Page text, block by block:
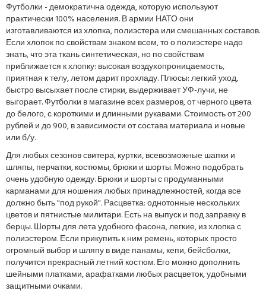
Футболки - демократична одежда, которую используют
практически 100% населения. В армии НАТО они
изготавливаются из хлопка, полиэстера или смешанных составов.
Если хлопок по свойствам знаком всем, то о полиэстере надо
знать, что эта ткань синтетическая, но по свойствам
приближается к хлопку: высокая воздухопроницаемость,
приятная к телу, летом дарит прохладу. Плюсы: легкий уход,
быстро высыхает после стирки, выдерживает УФ-лучи, не
выгорает. Футболки в магазине всех размеров, от черного цвета
до белого, с короткими и длинными рукавами. Стоимость от 200
рублей и до 900, в зависимости от состава материала и новые
или б/у.
Для любых сезонов свитера, куртки, всевозможные шапки и
шляпы, перчатки, костюмы, брюки и шорты. Можно подобрать
очень удобную одежду. Брюки и шорты с продуманными
карманами для ношения любых принадлежностей, когда все
должно быть "под рукой". Расцветка: однотонные нескольких
цветов и пятнистые милитари. Есть на выпуск и под заправку в
берцы. Шорты для лета удобного фасона, легкие, из хлопка с
полиэстером. Если прикупить к ним ремень, которых просто
огромный выбор и шляпу в виде панамы, кепи, бейсболки,
получится прекрасный летний костюм. Его можно дополнить
шейными платками, арафатками любых расцветок, удобными
защитными очками.